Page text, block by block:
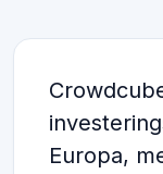
Europa,